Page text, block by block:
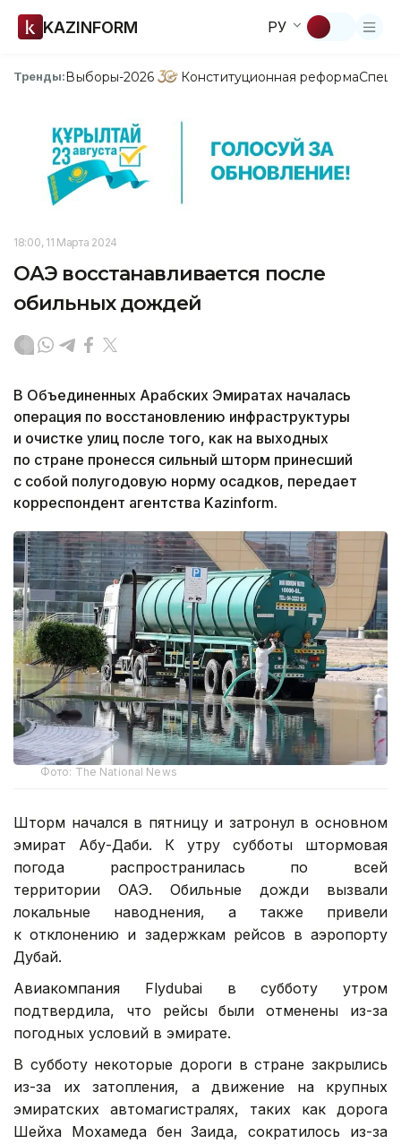
KAZINFORM РУ
Тренды:Выборы-2026 Конституционная реформа
18:00, 11 Марта 2024
ОАЭ восстанавливается после
обильных дождей
В Объединенных Арабских Эмиратах началась
операция по восстановлению инфраструктуры
и очистке улиц после того, как на выходных
по стране пронесся сильный шторм принесший
с собой полугодовую норму осадков, передает
корреспондент агентства Kazinform.
Фото: The National News
Шторм начался в пятницу и затронул в основном
эмират Абу-Даби. К утру субботы штормовая
погода распространилась по всей
территории ОАЭ. Обильные дожди вызвали
локальные наводнения, а также привели
к отклонению и задержкам рейсов в аэропорту
Дубай.
Авиакомпания Flydubai в субботу утром
подтвердила, что рейсы были отменены из-за
погодных условий в эмирате.
В субботу некоторые дороги в стране закрылись
из-за их затопления, а движение на крупных
эмиратских автомагистралях, таких как дорога
Шейха Мохамеда бен Заида, сократилось из-за